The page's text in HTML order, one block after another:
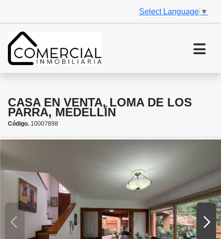
Select Language ▼
CASA EN VENTA, LOMA DE LOS
PARRA, MEDELLÍN
Código. 10007898